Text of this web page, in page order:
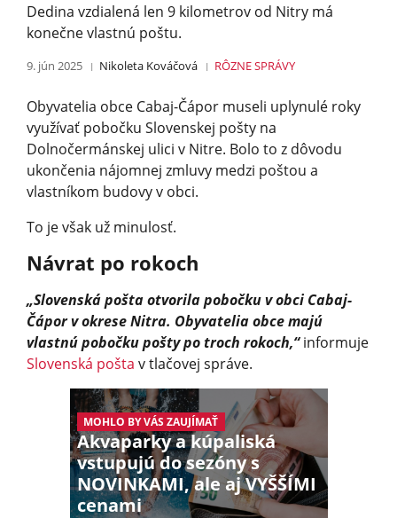
Dedina vzdialená len 9 kilometrov od Nitry má
konečne vlastnú poštu.
9. jún 2025 Nikoleta Kováčová RÔZNESPRÁVY
Obyvatelia obce Cabaj-Čápor museli uplynulé roky
využívať pobočku Slovenskej pošty na
Dolnočermánskej ulici v Nitre. Bolo to z dôvodu
ukončenia nájomnej zmluvy medzi poštou a
vlastníkom budovy v obci.
To je však už minulosť.
Návrat po rokoch
„Slovenská pošta otvorila pobočku v obci Cabaj-
Čápor v okrese Nitra. Obyvatelia obce majú
vlastnú pobočku pošty po troch rokoch,“informuje
Slovenská pošta v tlačovej správe.
MOHLO BY VÁS ZAUJÍMAŤ
Akvaparky a kúpaliská
vstupujú do sezóny s
NOVINKAMI, ale aj VYŠŠÍMI
cenami